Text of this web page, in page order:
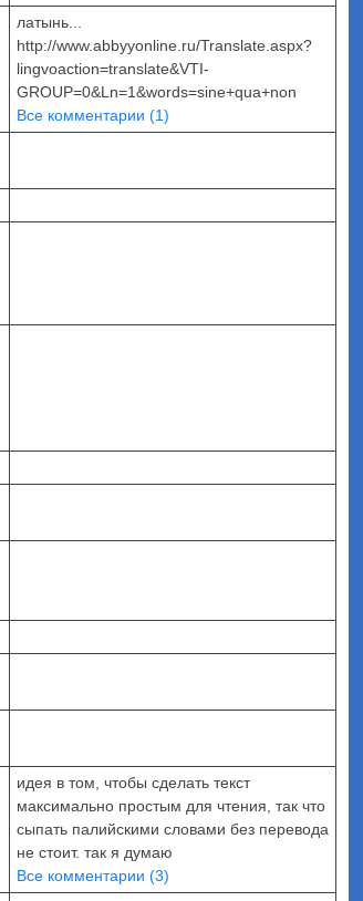
латынь...
http://www.abbyyonline.ru/Translate.aspx?
lingvoaction=translate&VTI-
GROUP=0&Ln=1&words=sine+qua+non
Все комментарии (1)
идея в том, чтобы сделать текст
максимально простым для чтения, так что
сыпать палийскими словами без перевода
не стоит. так я думаю
Все комментарии (3)